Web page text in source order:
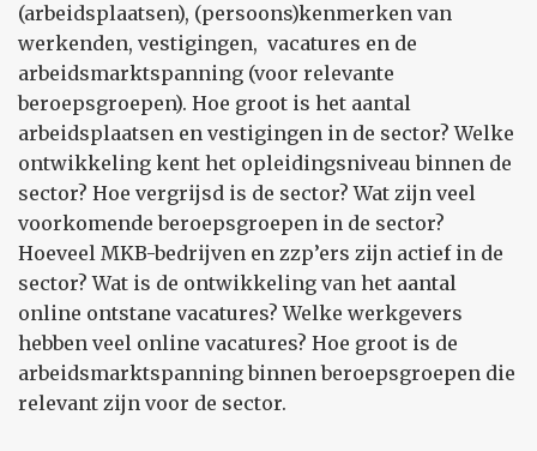
(arbeidsplaatsen), (persoons)kenmerken van
werkenden, vestigingen, vacatures en de
arbeidsmarktspanning (voor relevante
beroepsgroepen). Hoe groot is het aantal
arbeidsplaatsen en vestigingen in de sector? Welke
ontwikkeling kent het opleidingsniveau binnen de
sector? Hoe vergrijsd is de sector? Wat zijn veel
voorkomende beroepsgroepen in de sector?
Hoeveel MKB-bedrijven en zzp’ers zijn actief in de
sector? Wat is de ontwikkeling van het aantal
online ontstane vacatures? Welke werkgevers
hebben veel online vacatures? Hoe groot is de
arbeidsmarktspanning binnen beroepsgroepen die
relevant zijn voor de sector.